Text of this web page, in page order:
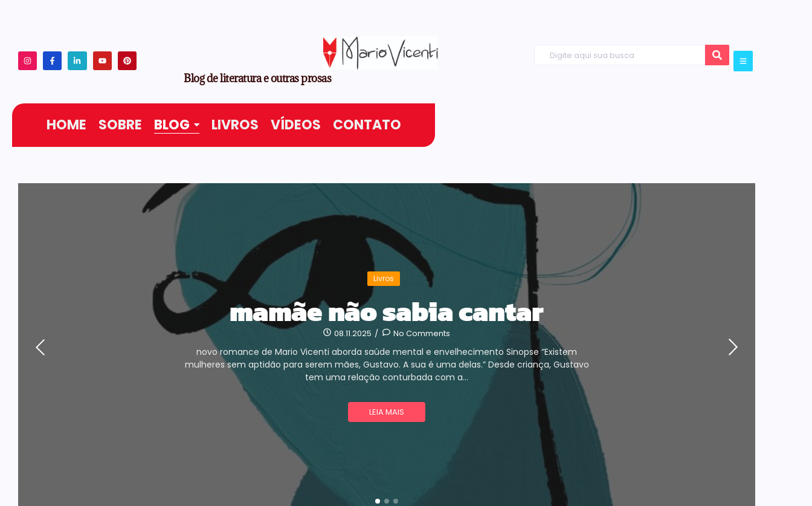
Blog de literatura e outras prosas
HOME SOBRE BLOG LIVROS VÍDEOS CONTATO
Livros
mamãe não sabia cantar
08.11.2025 / No Comments
novo romance de Mario Vicenti aborda saúde mental e envelhecimento Sinopse “Existem
mulheres sem aptidão para serem mães, Gustavo. A sua é uma delas.” Desde criança, Gustavo
tem uma relação conturbada com a...
LEIA MAIS